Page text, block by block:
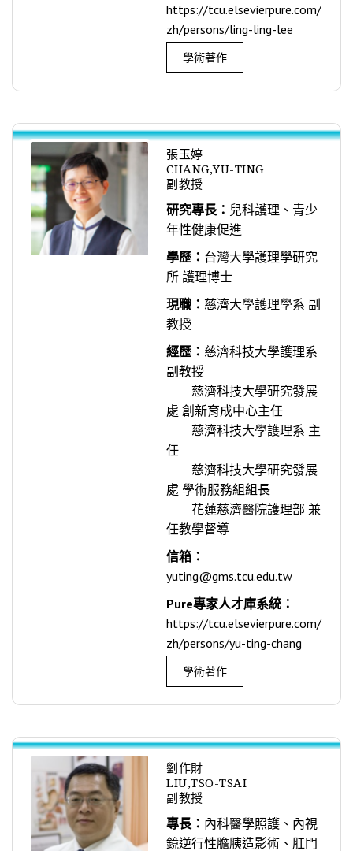
https://tcu.elsevierpure.com/
zh/persons/ling-ling-lee
學術著作
張玉婷
CHANG,YU-TING
副教授
研究專長： 兒科護理、青少
年性健康促進
學歷： 台灣大學護理學研究
所 護理博士
現職： 慈濟大學護理學系 副
教授
經歷： 慈濟科技大學護理系
副教授
慈濟科技大學研究發展
處 創新育成中心主任
慈濟科技大學護理系 主
任
慈濟科技大學研究發展
處 學術服務組組長
花蓮慈濟醫院護理部 兼
任教學督導
信箱：
yuting@gms.tcu.edu.tw
Pure專家人才庫系統：
https://tcu.elsevierpure.com/
zh/persons/yu-ting-chang
學術著作
劉作財
LIU,TSO-TSAI
副教授
專長： 內科醫學照護、內視
鏡逆行性膽胰造影術、肛門